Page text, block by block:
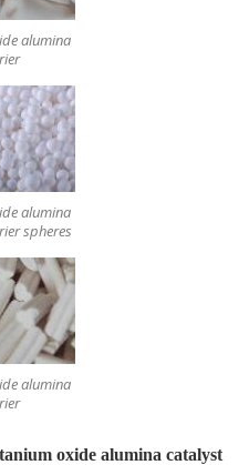
alumina
alumina
spheres
alumina
oxide alumina catalyst